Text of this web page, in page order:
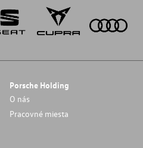
Porsche Holding
O nás
Pracovné miesta